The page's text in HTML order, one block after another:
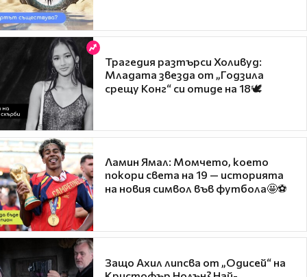
Трагедия разтърси Холивуд:
Младата звезда от „Годзила
срещу Конг“ си отиде на 18🕊️
Ламин Ямал: Момчето, което
покори света на 19 — историята
на новия символ във футбола🤩⚽
Защо Ахил липсва от „Одисей“ на